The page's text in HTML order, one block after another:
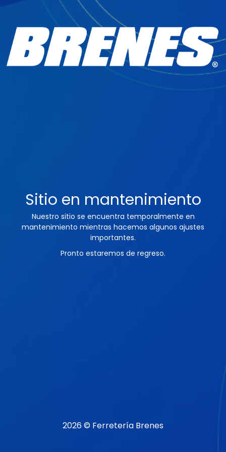
Sitio en mantenimiento
Nuestro sitio se encuentra temporalmente en
mantenimiento mientras hacemos algunos ajustes
importantes.
Pronto estaremos de regreso.
2026 © Ferretería Brenes